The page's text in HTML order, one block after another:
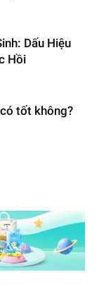
Dấu Hiệu
Hồi
tốt không?